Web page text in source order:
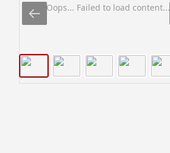
Oops... Failed to load content...